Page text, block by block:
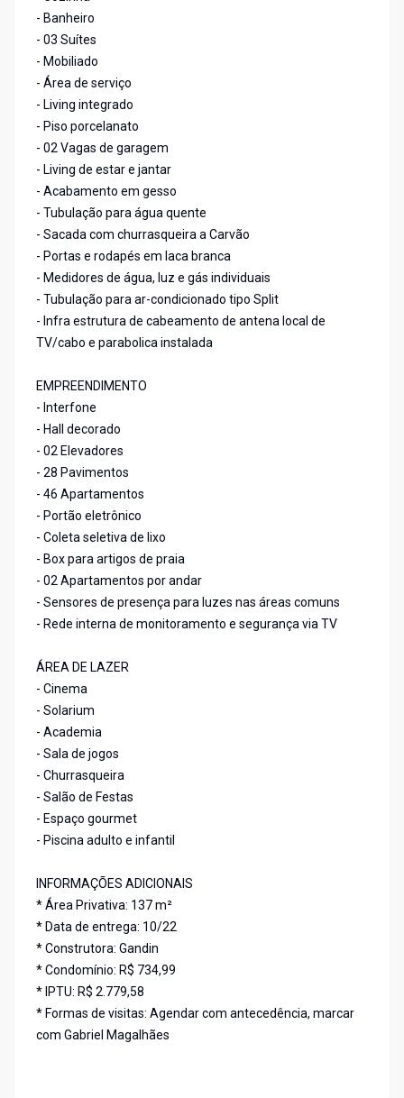
- Banheiro
- 03 Suítes
- Mobiliado
- Área de serviço
- Living integrado
- Piso porcelanato
- 02 Vagas de garagem
- Living de estar e jantar
- Acabamento em gesso
- Tubulação para água quente
- Sacada com churrasqueira a Carvão
- Portas e rodapés em laca branca
- Medidores de água, luz e gás individuais
- Tubulação para ar-condicionado tipo Split
- Infra estrutura de cabeamento de antena local de
TV/cabo e parabolica instalada
EMPREENDIMENTO
- Interfone
- Hall decorado
- 02 Elevadores
- 28 Pavimentos
- 46 Apartamentos
- Portão eletrônico
- Coleta seletiva de lixo
- Box para artigos de praia
- 02 Apartamentos por andar
- Sensores de presença para luzes nas áreas comuns
- Rede interna de monitoramento e segurança via TV
ÁREA DE LAZER
- Cinema
- Solarium
- Academia
- Sala de jogos
- Churrasqueira
- Salão de Festas
- Espaço gourmet
- Piscina adulto e infantil
INFORMAÇÕES ADICIONAIS
* Área Privativa: 137 m²
* Data de entrega: 10/22
* Construtora: Gandin
* Condomínio: R$ 734,99
* IPTU: R$ 2.779,58
* Formas de visitas: Agendar com antecedência, marcar
com Gabriel Magalhães